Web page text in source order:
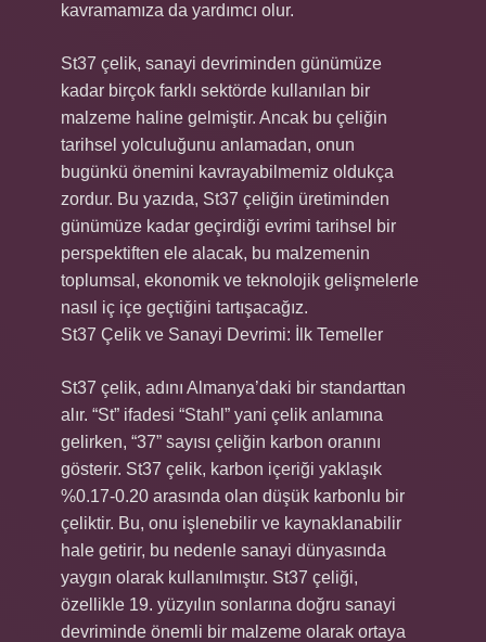
kavramamıza da yardımcı olur.
St37 çelik, sanayi devriminden günümüze
kadar birçok farklı sektörde kullanılan bir
malzeme haline gelmiştir. Ancak bu çeliğin
tarihsel yolculuğunu anlamadan, onun
bugünkü önemini kavrayabilmemiz oldukça
zordur. Bu yazıda, St37 çeliğin üretiminden
günümüze kadar geçirdiği evrimi tarihsel bir
perspektiften ele alacak, bu malzemenin
toplumsal, ekonomik ve teknolojik gelişmelerle
nasıl iç içe geçtiğini tartışacağız.
St37 Çelik ve Sanayi Devrimi: İlk Temeller
St37 çelik, adını Almanya’daki bir standarttan
alır. “St” ifadesi “Stahl” yani çelik anlamına
gelirken, “37” sayısı çeliğin karbon oranını
gösterir. St37 çelik, karbon içeriği yaklaşık
%0.17-0.20 arasında olan düşük karbonlu bir
çeliktir. Bu, onu işlenebilir ve kaynaklanabilir
hale getirir, bu nedenle sanayi dünyasında
yaygın olarak kullanılmıştır. St37 çeliği,
özellikle 19. yüzyılın sonlarına doğru sanayi
devriminde önemli bir malzeme olarak ortaya